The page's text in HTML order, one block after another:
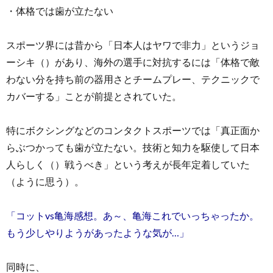
・体格では歯が立たない
スポーツ界には昔から「日本人はヤワで非力」というジョ
ーシキ（）があり、海外の選手に対抗するには「体格で敵
わない分を持ち前の器用さとチームプレー、テクニックで
カバーする」ことが前提とされていた。
特にボクシングなどのコンタクトスポーツでは「真正面か
らぶつかっても歯が立たない。技術と知力を駆使して日本
人らしく（）戦うべき」という考えが長年定着していた
（ように思う）。
「コットvs亀海感想。あ～、亀海これでいっちゃったか。
もう少しやりようがあったような気が…」
同時に、